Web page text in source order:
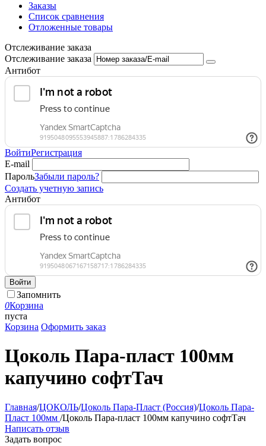
Заказы
Список сравнения
Отложенные товары
Отслеживание заказа
Отслеживание заказа
Антибот
ВойтиРегистрация
E-mail
ПарольЗабыли пароль?
Создать учетную запись
Антибот
Войти
Запомнить
0Корзина
пуста
Корзина Оформить заказ
Цоколь Пара-пласт 100мм
капучино софтТач
Главная/ЦОКОЛЬ/Цоколь Пара-Пласт (Россия)/Цоколь Пара-
Пласт 100мм /Цоколь Пара-пласт 100мм капучино софтТач
Написать отзыв
Задать вопрос